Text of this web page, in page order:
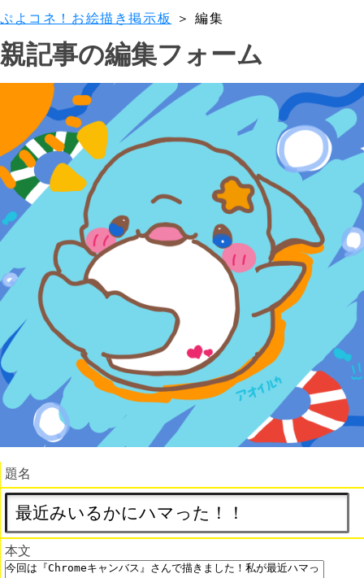
ぷよコネ！お絵描き掲示板 ＞ 編集
親記事の編集フォーム
題名
本文